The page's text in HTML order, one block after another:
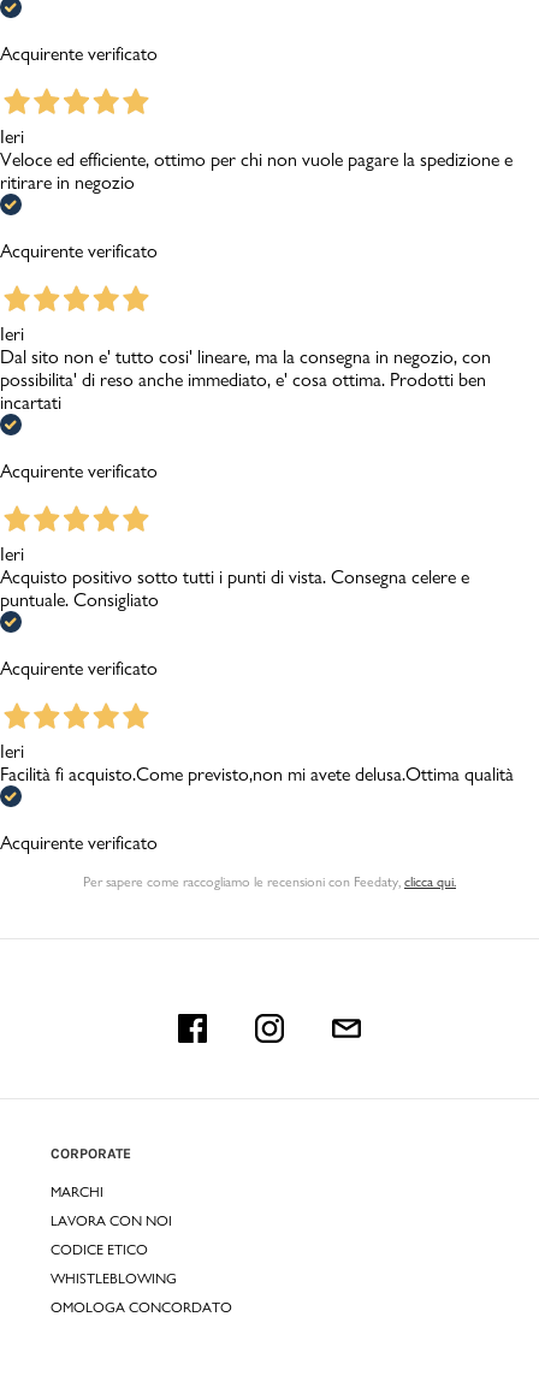
Acquirente verificato
Ieri
Veloce ed efficiente, ottimo per chi non vuole pagare la spedizione e
ritirare in negozio
Acquirente verificato
Ieri
Dal sito non e' tutto cosi' lineare, ma la consegna in negozio, con
possibilita' di reso anche immediato, e' cosa ottima. Prodotti ben
incartati
Acquirente verificato
Ieri
Acquisto positivo sotto tutti i punti di vista. Consegna celere e
puntuale. Consigliato
Acquirente verificato
Ieri
Facilità fi acquisto.Come previsto,non mi avete delusa.Ottima qualità
Acquirente verificato
Per sapere come raccogliamo le recensioni con Feedaty clicca qui.
CORPORATE
MARCHI
LAVORA CON NOI
CODICE ETICO
WHISTLEBLOWING
OMOLOGA CONCORDATO